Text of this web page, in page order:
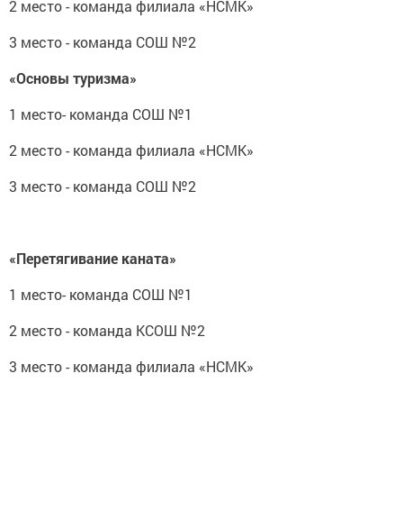
2 место - команда филиала «НСМК»
3 место - команда СОШ №2
«Основы туризма»
1 место- команда СОШ №1
2 место - команда филиала «НСМК»
3 место - команда СОШ №2
«Перетягивание каната»
1 место- команда СОШ №1
2 место - команда КСОШ №2
3 место - команда филиала «НСМК»